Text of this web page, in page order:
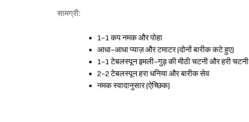
सामग्री:
1-1 कप नमक और पोहा
आधा-आधा प्याज़ और टमाटर (दोनों बारीक कटे हुए)
1-1 टेबलस्पून इमली-गुड़ की मीठी चटनी और हरी चटनी
2-2 टेबलस्पून हरा धनिया और बारीक सेव
नमक स्वादानुसार (ऐच्छिक)